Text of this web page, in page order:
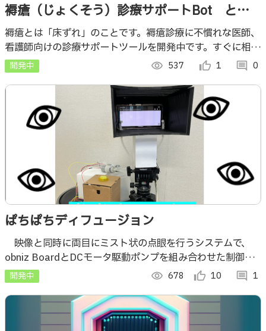
褥瘡（じょくそう）診療サポートBot とこ
さぽ
褥瘡とは「床ずれ」のことです。褥瘡診療に不慣れな医師、
看護師向けの診療サポートツールを開発中です。すぐに相談
することができない実際の診療現場で、LINE botが簡単に
褥瘡診療のサポートを行います。
開発中 visibility 537 thumb_up_alt 1 comment 0
ぱちぱちディフュージョン
映像と同時に両目にミスト状の点眼を行うシステムで、
obniz BoardとDCモータ駆動ポンプを組み合わせた制御
と、スマホ上でのWebアプリケーションが利用されていま
す。
開発中 visibility 678 thumb_up_alt 10 comment 1